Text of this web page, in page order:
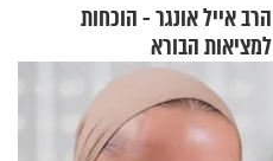
הרב אייל אונגר - הוכחות
למציאות הבורא